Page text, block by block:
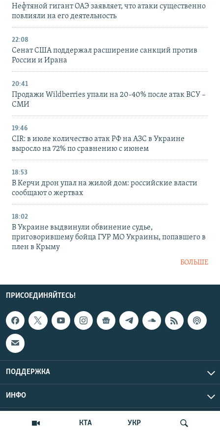
КТА УКР
Нефтяной гигант ОАЭ заявляет, что атаки существенно
повлияли на его деятельность
22:08
Сенат США поддержал расширение санкций против
России и Ирана
20:41
Продажи Wildberries упали на 20-40% после атак ВСУ –
СМИ
19:46
CIR: в июле количество атак РФ на АЗС в Украине
выросло на 72% по сравнению с июнем
18:53
В Керчи дрон упал на жилой дом: российские власти
сообщают о жертвах
18:02
В Украине выдвинули обвинение судье,
приговорившему бойца ГУР МО Украины, попавшего в
плен в Крыму
БОЛЬШЕ
ПРИСОЕДИНЯЙТЕСЬ!
ПОДДЕРЖКА
ИНФО
Copyright Крым.Реалии, 2026 | Все права защищены.
UTC+3